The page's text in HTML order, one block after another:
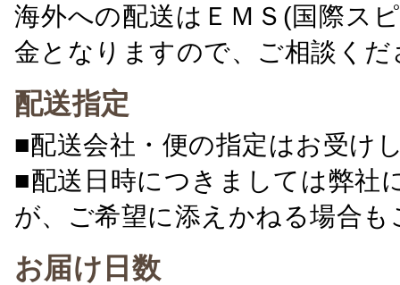
海外への配送はＥＭＳ(国際ス
金となりますので、ご相談くだ
配送指定
■配送会社・便の指定はお受け
■配送日時につきましては弊社
が、ご希望に添えかねる場合
お届け日数